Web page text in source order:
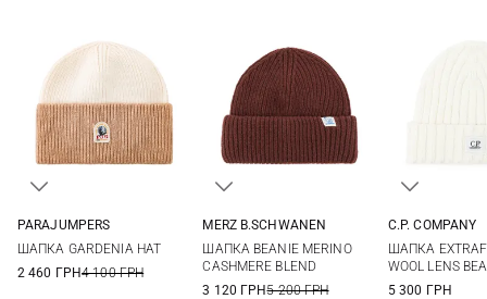
PARAJUMPERS
ШАПКА GARDENIA HAT
2 460 ГРН4 100 ГРН
MERZ B.SCHWANEN
ШАПКА BEANIE MERINO
CASHMERE BLEND
3 120 ГРН5 200 ГРН
C.P. COMPANY
ШАПКА
WOOL LENS
5 300 ГРН